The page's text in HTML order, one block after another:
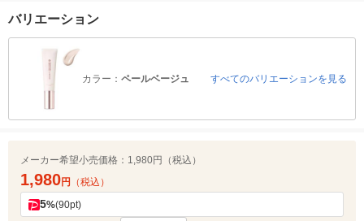
バリエーション
カラー： ペールベージュ すべてのバリエーションを見る
メーカー希望小売価格： 1,980円（税込）
1,980円 （税込）
5%(90pt)